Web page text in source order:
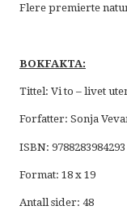
Flere premierte
BOKFAKTA:
Tittel: Vi to – livet
Forfatter: Sonja
ISBN: 9788283984293
Format: 18 x 19
Antall sider: 48